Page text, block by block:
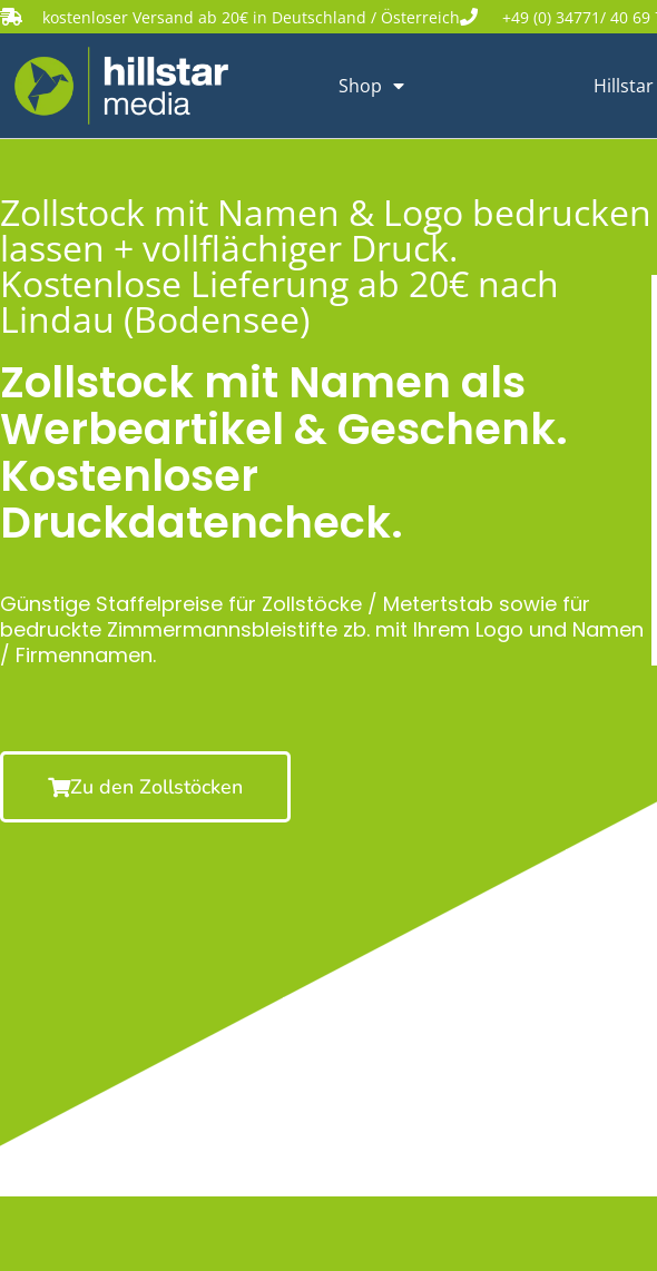
kostenloser Versand ab 20€ in Deutschland / Österreich +49 (0) 34771/ 40 69
Shop
Zollstock mit Namen & Logo bedrucken
lassen + vollflächiger Druck.
Kostenlose Lieferung ab 20€ nach
Lindau (Bodensee)
Zollstock mit Namen als
Werbeartikel & Geschenk.
Kostenloser
Druckdatencheck.
Günstige Staffelpreise für Zollstöcke / Metertstab sowie für
bedruckte Zimmermannsbleistifte zb. mit Ihrem Logo und Namen
/ Firmennamen.
Zu den Zollstöcken